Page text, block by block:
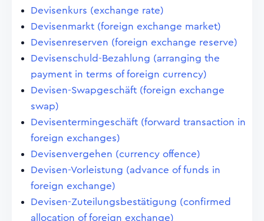
Devisenkurs (exchange rate)
Devisenmarkt (foreign exchange market)
Devisenreserven (foreign exchange reserve)
Devisenschuld-Bezahlung (arranging the
payment in terms of foreign currency)
Devisen-Swapgeschäft (foreign exchange
swap)
Devisentermingeschäft (forward transaction in
foreign exchanges)
Devisenvergehen (currency offence)
Devisen-Vorleistung (advance of funds in
foreign exchange)
Devisen-Zuteilungsbestätigung (confirmed
allocation of foreign exchange)